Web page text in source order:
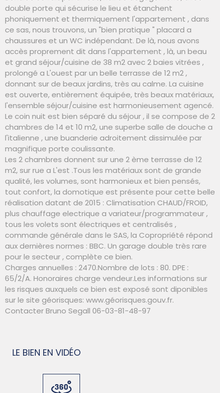
double porte qui sécurise le lieu et étanchent
phoniquement et thermiquement l'appartement , dans
ce sas, nous trouvons, un "bien pratique " placard a
chaussures et un WC indépendant. De là, nous avons
accès proprement dit dans l'appartement , là, un beau
et grand séjour/cuisine de 38 m2 avec 2 baies vitrées ,
prolongé a L'ouest par un belle terrasse de 12 m2 ,
donnant sur de beaux jardins, très au calme. La cuisine
est ouverte, entièrement équipée, très beaux matériaux,
l'ensemble séjour/cuisine est harmonieusement agencé.
Le coin nuit est bien séparé du séjour , il se compose de 2
chambres de 14 et 10 m2, une superbe salle de douche a
l'italienne , une buanderie adroitement dissimulée par
magnifique porte coulissante.
Les 2 chambres donnent sur une 2 ème terrasse de 12
m2, sur rue a L'est .Tous les matériaux sont de grande
qualité, les volumes, sont harmonieux et bien pensés,
tout confort, la domotique est présente pour cette belle
réalisation datant de 2015 : Climatisation CHAUD/FROID,
plus chauffage electrique a variateur/programmateur ,
tous les volets sont électriques et centralisés ,
commande générale dans le SAS, la Copropriété répond
aux dernières normes : BBC. Un garage double très rare
pour le secteur , complète ce bien.
Charges annuelles : 2470.Nombre de lots : 80. DPE :
65/2/A. Honoraires charge vendeur.Les informations sur
les risques auxquels ce bien est exposé sont diponibles
sur le site géorisques: www.géorisques.gouv.fr.
Contacter Bruno Segall 06-03-81-48-97
LE BIEN EN VIDÉO